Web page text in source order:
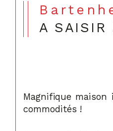
A SAISIR
Magnifique
commodités !